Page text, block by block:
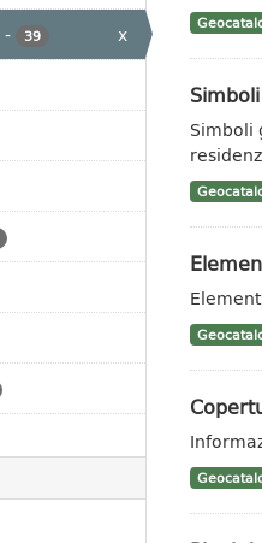
- 39
x
Simboli